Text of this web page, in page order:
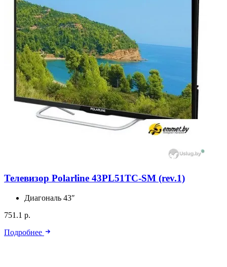
Телевизор Polarline 43PL51TC-SM (rev.1)
Диагональ 43″
751.1 р.
Подробнее